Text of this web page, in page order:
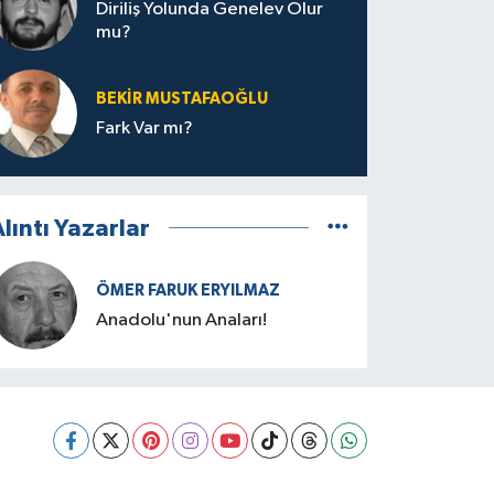
Diriliş Yolunda Genelev Olur
mu?
BEKIR MUSTAFAOĞLU
Fark Var mı?
Yazarlar
ÖMER FARUK ERYILMAZ
Anadolu'nun Anaları!